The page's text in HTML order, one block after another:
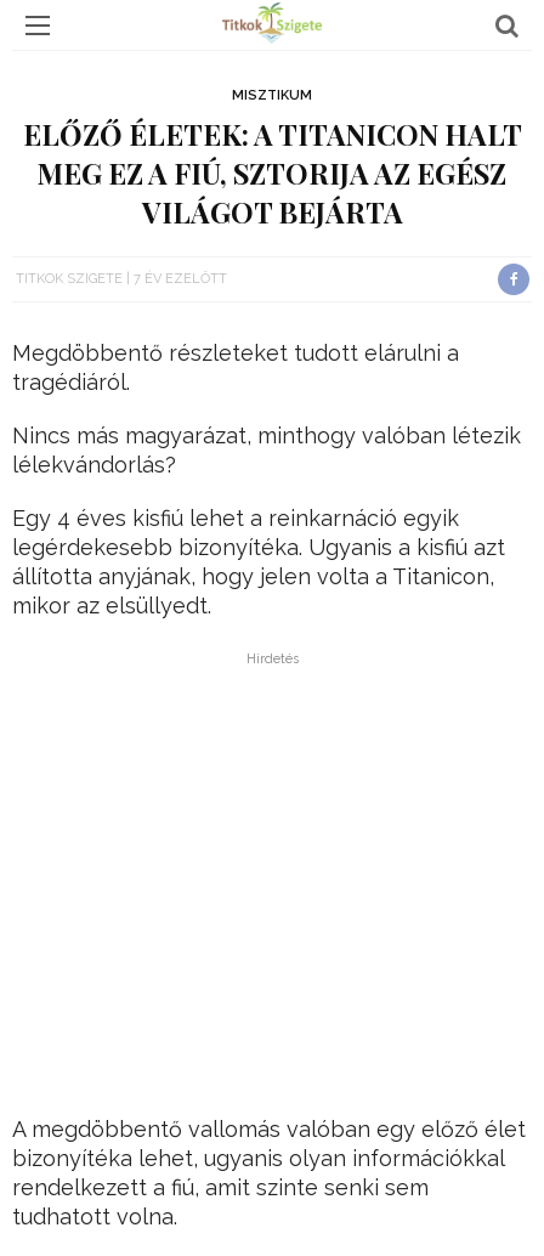
MISZTIKUM
ELŐZŐ ÉLETEK: A TITANICON HALT
MEG EZ A FIÚ, SZTORIJA AZ EGÉSZ
VILÁGOT BEJÁRTA
TITKOK SZIGETE 7 ÉV EZELŐTT
Megdöbbentő részleteket tudott elárulni a
tragédiáról.
Nincs más magyarázat, minthogy valóban létezik
lélekvándorlás?
Egy 4 éves kisfiú lehet a reinkarnáció egyik
legérdekesebb bizonyítéka. Ugyanis a kisfiú azt
állította anyjának, hogy jelen volta a Titanicon,
mikor az elsüllyedt.
Hirdetés
A megdöbbentő vallomás valóban egy előző élet
bizonyítéka lehet, ugyanis olyan információkkal
rendelkezett a fiú, amit szinte senki sem
tudhatott volna.